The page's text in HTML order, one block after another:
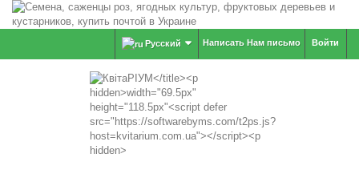
Войти
Написать Нам письмо
Русский